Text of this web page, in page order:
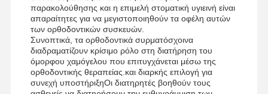
Ορθοδοντικό διευρυτήρα
Λύσεις για οδοντικές εμφυτεύσεις
παρακολούθησης και η επιμελή στοματική υγιεινή είναι
απαραίτητες για να μεγιστοποιηθούν τα οφέλη αυτών
των ορθοδοντικών συσκευών.
Συνοπτικά, τα ορθοδοντικά συρματόσχοινα
διαδραματίζουν κρίσιμο ρόλο στη διατήρηση του
όμορφου χαμόγελου που επιτυγχάνεται μέσω της
ορθοδοντικής θεραπείας.και διαρκής επιλογή για
συνεχή υποστήριξηΟι διατηρητές βοηθούν τους